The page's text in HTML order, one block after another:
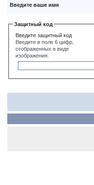
Введите ваше имя
Защитный код
Введите защитный код
Введите в поле 6 цифр,
отображенных в виде
изображения.